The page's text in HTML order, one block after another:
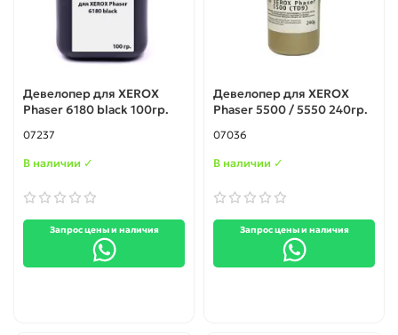
Девелопер для XEROX
Phaser 6180 black 100гр.
07237
В наличии ✓
Запрос цены и наличия
Девелопер для XEROX
Phaser 5500 / 5550 240гр.
07036
В наличии ✓
Запрос цены и наличия